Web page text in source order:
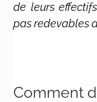
de leurs
pas redevables
Comment